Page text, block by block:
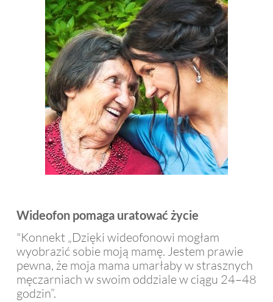
Wideofon pomaga uratować życie
"Konnekt „Dzięki wideofonowi mogłam
wyobrazić sobie moją mamę. Jestem prawie
pewna, że ​​moja mama umarłaby w strasznych
męczarniach w swoim oddziale w ciągu 24–48
godzin”.